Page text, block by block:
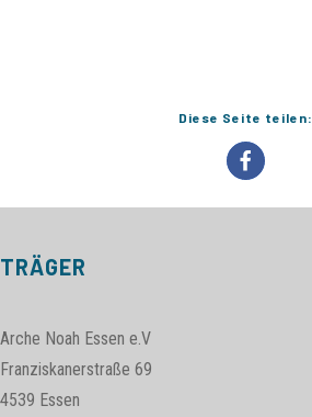
Diese Seite teilen:
TRÄGER
Arche Noah Essen e.V
Franziskanerstraße 69
4539 Essen